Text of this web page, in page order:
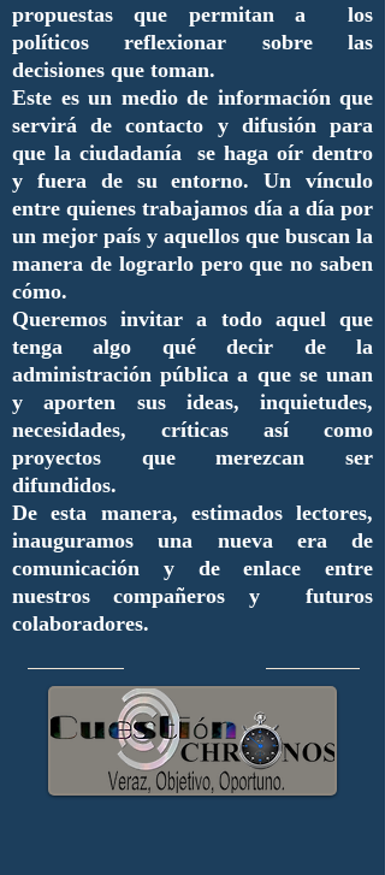
propuestas que permitan a los
políticos reflexionar sobre las
decisiones que toman.
Este es un medio de información que
servirá de contacto y difusión para
que la ciudadanía se haga oír dentro
y fuera de su entorno. Un vínculo
entre quienes trabajamos día a día por
un mejor país y aquellos que buscan la
manera de lograrlo pero que no saben
cómo.
Queremos invitar a todo aquel que
tenga algo qué decir de la
administración pública a que se unan
y aporten sus ideas, inquietudes,
necesidades, críticas así como
proyectos que merezcan ser
difundidos.
De esta manera, estimados lectores,
inauguramos una nueva era de
comunicación y de enlace entre
nuestros compañeros y futuros
colaboradores.